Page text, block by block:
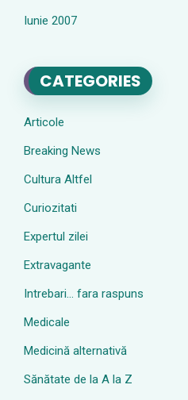
Iunie 2007
CATEGORIES
Articole
Breaking News
Cultura Altfel
Curiozitati
Expertul zilei
Extravagante
Intrebari… fara raspuns
Medicale
Medicină alternativă
Sănătate de la A la Z